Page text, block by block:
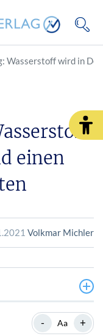
Wasserstoff wird in
einen
Volkmar Michler
als die SPD
- Aa +